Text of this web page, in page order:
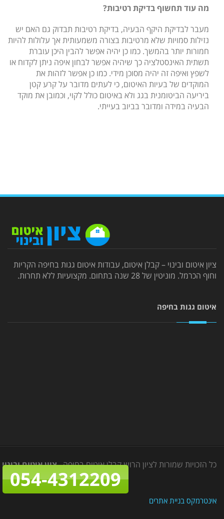
054-4312209
מה עוד תחשוף בדיקת רטיבות?
מעבר לבדיקת היקף הבעיה, בדיקת רטיבות תבדוק גם האם יש
נזילות סמויות שלא מרטיבות בצורה משמעותית אך עלולות להיות
חמורות יותר בהמשך. כמו כן יהיה אפשר להבין היכן עוברת
תשתית האינסטלציה כך שיהיה אפשר לבחון איפה ניתן לקדוח או
לשפץ ואיפה זה יהיה מסוכן מידי. כמו כן אפשר לזהות את
המוקדים של בעיות האיטום, כי לעתים מדובר על קרע קטן
ביריעה הביטומנית בגג ולא באיטום כולל לקוי, וכמובן את מוקד
הבעיה במידה ומדובר בביוב בעייתי.
ציון איטום ובינוי – קבלן איטום, עבודות איטום גגות בחיפה הקריות
וחוף הכרמל. מוניטין של 28 שנה בתחום. מקצועיות ללא תחרות.
איטום גגות בחיפה
כל הזכויות שמורות לציון הרוש קבלן איטום בחיפה,ציון איטום ובינוי
אינטרמקס בניית אתרים